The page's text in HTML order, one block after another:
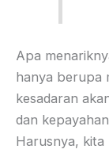
Apa
hanya berupa
kesadaran
dan
Harusnya, kita